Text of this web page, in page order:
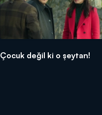
Çocuk değil ki o şeytan!